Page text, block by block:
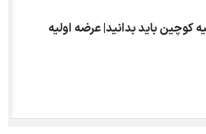
کوچین باید بدانید| عرضه اولیه